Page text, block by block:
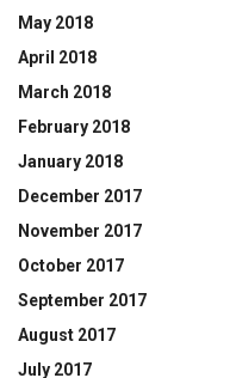
May 2018
April 2018
March 2018
February 2018
January 2018
December 2017
November 2017
October 2017
September 2017
August 2017
July 2017